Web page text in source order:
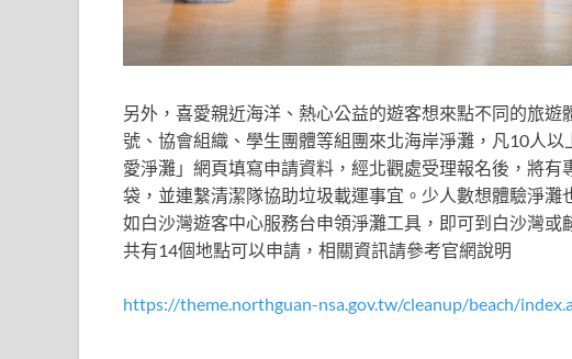
另外，喜愛親近海洋、熱心公益的遊客想來點不同的旅
號、協會組織、學生團體等組團來北海岸淨灘，凡10人
愛淨灘」網頁填寫申請資料，經北觀處受理報名後，將
袋，並連繫清潔隊協助垃圾載運事宜。少人數想體驗淨
如白沙灣遊客中心服務台申領淨灘工具，即可到白沙灣
共有14個地點可以申請，相關資訊請參考官網說明
https://theme.northguan-nsa.gov.tw/cleanup/beach/